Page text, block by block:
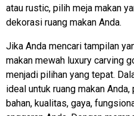
atau rustic, pilih meja makan
dekorasi ruang makan Anda.
Jika Anda mencari tampilan
makan mewah luxury carving
menjadi pilihan yang tepat.
ideal untuk ruang makan
bahan, kualitas, gaya,